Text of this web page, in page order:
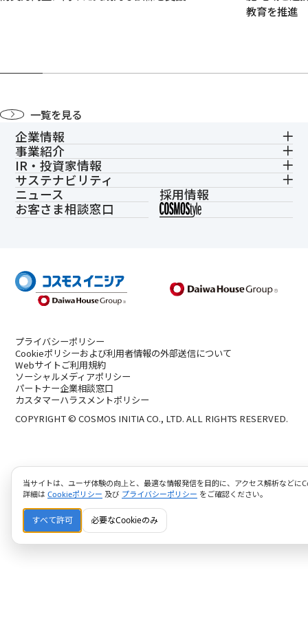
教育を推進
一覧を見る
企業情報
事業紹介
IR・投資家情報
サステナビリティ
ニュース
採用情報
お客さま相談窓口
プライバシーポリシー
Cookieポリシーおよび利用者情報の外部送信について
Webサイトご利用規約
ソーシャルメディアポリシー
パートナー企業相談窓口
カスタマーハラスメントポリシー
COPYRIGHT © COSMOS INITIA CO., LTD. ALL RIGHTS RESERVED.
当サイトは、ユーザ体験の向上と、最適な情報発信を目的に、アクセス解析などに
詳細は Cookieポリシー 及び プライバシーポリシー をご確認ください。
すべて許可 必要なCookieのみ